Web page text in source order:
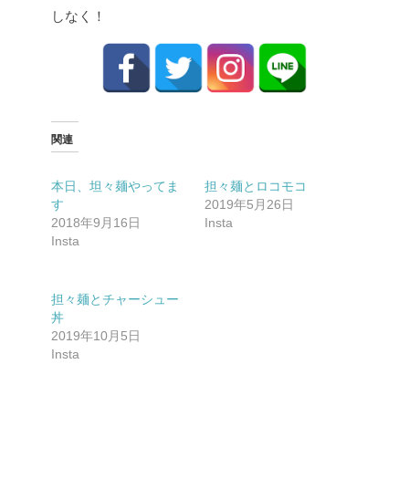
しなく！
関連
本日、坦々麺やってま
す
2018年9月16日
Insta
担々麺とロコモコ
2019年5月26日
Insta
担々麺とチャーシュー
丼
2019年10月5日
Insta